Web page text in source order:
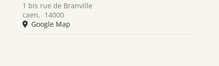
1 bis rue de Branville
caen, 14000
Google Map